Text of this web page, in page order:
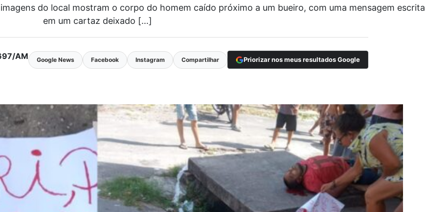
do local mostram o corpo do homem caído próximo a um bueiro, com uma mensagem escrita
em um cartaz deixado […]
AM Google News Facebook Instagram Compartilhar Priorizar nos meus resultados Google